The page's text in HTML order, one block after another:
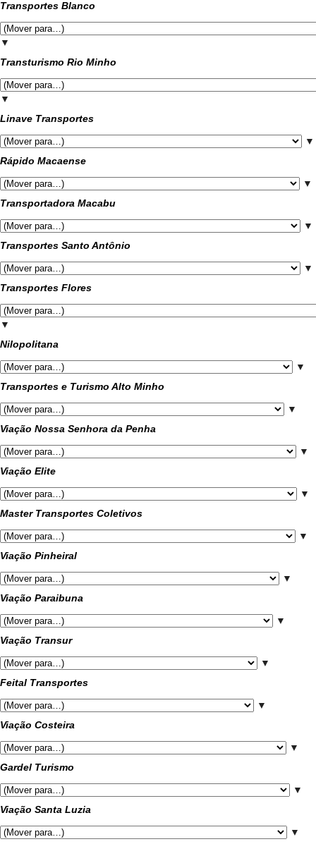
Transportes Blanco
▼
Transturismo Rio Minho
▼
Linave Transportes
▼
Rápido Macaense
▼
Transportadora Macabu
▼
Transportes Santo Antônio
▼
Transportes Flores
▼
Nilopolitana
▼
Transportes e Turismo Alto Minho
▼
Viação Nossa Senhora da Penha
▼
Viação Elite
▼
Master Transportes Coletivos
▼
Viação Pinheiral
▼
Viação Paraibuna
▼
Viação Transur
▼
Feital Transportes
▼
Viação Costeira
▼
Gardel Turismo
▼
Viação Santa Luzia
▼